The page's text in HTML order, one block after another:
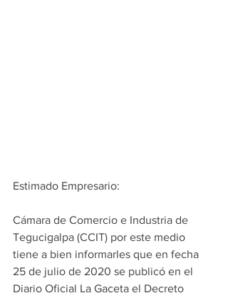
Estimado Empresario:
Cámara de Comercio e Industria de
Tegucigalpa (CCIT) por este medio
tiene a bien informarles que en fecha
25 de julio de 2020 se publicó en el
Diario Oficial La Gaceta el Decreto